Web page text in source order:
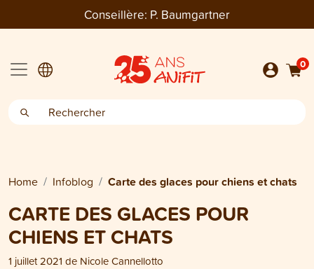
Conseillère: P. Baumgartner
0
Home Infoblog Carte des glaces pour chiens et chats
CARTE DES GLACES POUR
CHIENS ET CHATS
1 juillet 2021 de Nicole Cannellotto